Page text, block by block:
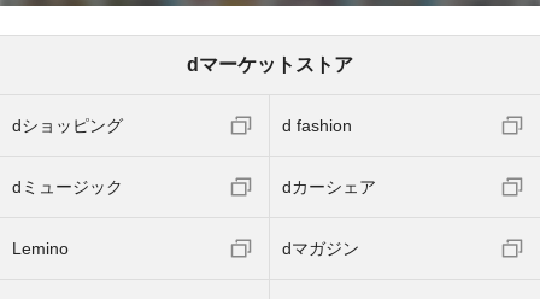
dマーケットストア
dショッピング d fashion
dミュージック dカーシェア
Lemino dマガジン